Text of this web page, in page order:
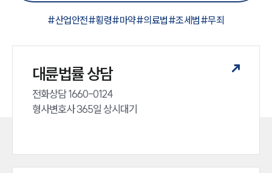
#산업안전#횡령#마약#의료법#조세범#무죄
대륜법률 상담
전화상담 1660-0124
형사변호사 365일 상시대기